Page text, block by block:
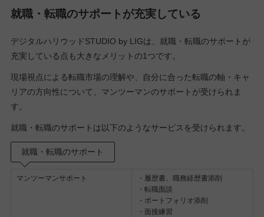
就職・転職のサポートが充実している
デジタルハリウッドSTUDIO by LIGは、就職・転職のサポートが
充実している点も大きなメリットの1つです。
現場視点による転職市場の理解や、自分に合った転職の軸・キャ
リアの方向性について、マンツーマンのサポートが受けられま
す。
就職・転職のサポートは以下のようなサービスを受けられます。
就職・転職のサポート
マンツーマンサポート
・履歴書、職務経歴書添削
・転職面談
・ポートフォリオ添削
・面接練習